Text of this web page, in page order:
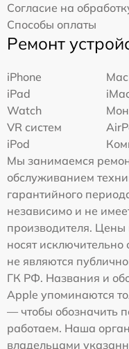
Согласие на
Способы оплаты
Ремонт
iPhone
iPad
Watch
VR систем
iPod
Мы занимаемся
обслуживанием
гарантийного
независимо и не
производителя. Цены
носят
не являются
ГК РФ. Названия и
Apple упоминаются
— чтобы обозначить
работаем. Наша
владельцами